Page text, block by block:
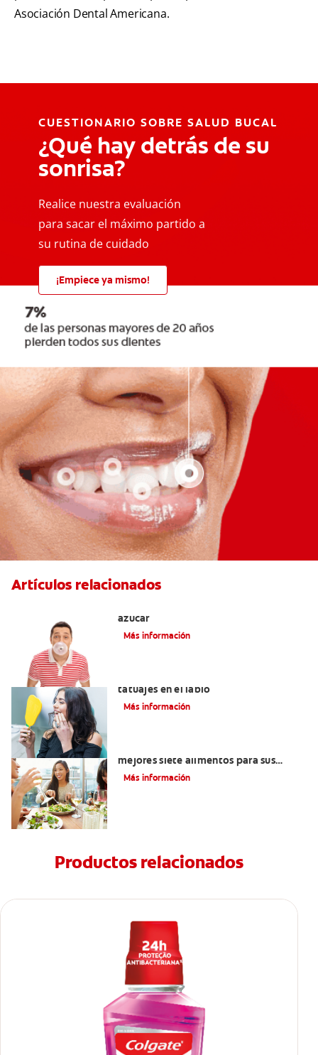
Asociación Dental Americana.
CUESTIONARIO SOBRE SALUD BUCAL
¿Qué hay detrás de su
sonrisa?
Realice nuestra evaluación
para sacar el máximo partido a
su rutina de cuidado
¡Empiece ya mismo!
Artículos relacionados
azúcar
Más información
tatuajes en el labio
Más información
mejores siete alimentos para sus
dientes
Más información
Productos relacionados